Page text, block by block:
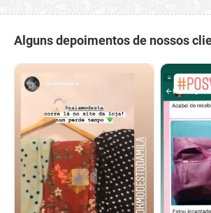
Alguns depoimentos de nossos